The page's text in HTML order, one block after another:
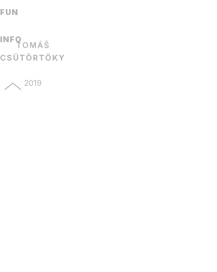
FUN
INFO
TOMÁŠ
CSÜTÖRTÖKY
2019